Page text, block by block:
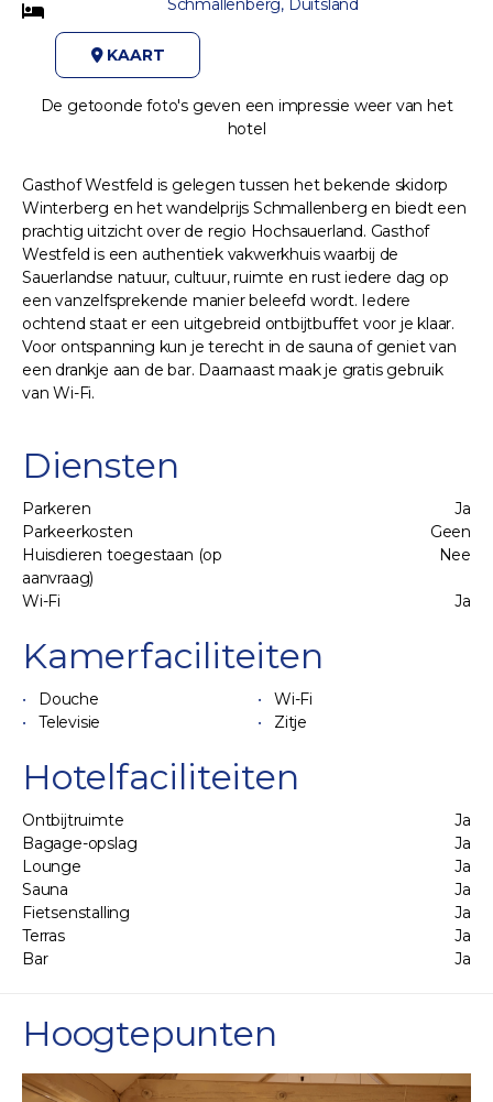
Schmallenberg, Duitsland
KAART
De getoonde foto's geven een impressie weer van het
hotel
Gasthof Westfeld is gelegen tussen het bekende skidorp
Winterberg en het wandelprijs Schmallenberg en biedt een
prachtig uitzicht over de regio Hochsauerland. Gasthof
Westfeld is een authentiek vakwerkhuis waarbij de
Sauerlandse natuur, cultuur, ruimte en rust iedere dag op
een vanzelfsprekende manier beleefd wordt. Iedere
ochtend staat er een uitgebreid ontbijtbuffet voor je klaar.
Voor ontspanning kun je terecht in de sauna of geniet van
een drankje aan de bar. Daarnaast maak je gratis gebruik
van Wi-Fi.
Diensten
Parkeren
Ja
Parkeerkosten
Geen
Huisdieren toegestaan (op
aanvraag)
Nee
Wi-Fi Ja
Kamerfaciliteiten
Douche
Wi-Fi
Televisie
Zitje
Hotelfaciliteiten
Ontbijtruimte
Ja
Bagage-opslag
Ja
Lounge
Ja
Sauna
Ja
Fietsenstalling
Ja
Terras
Ja
Bar
Ja
Hoogtepunten